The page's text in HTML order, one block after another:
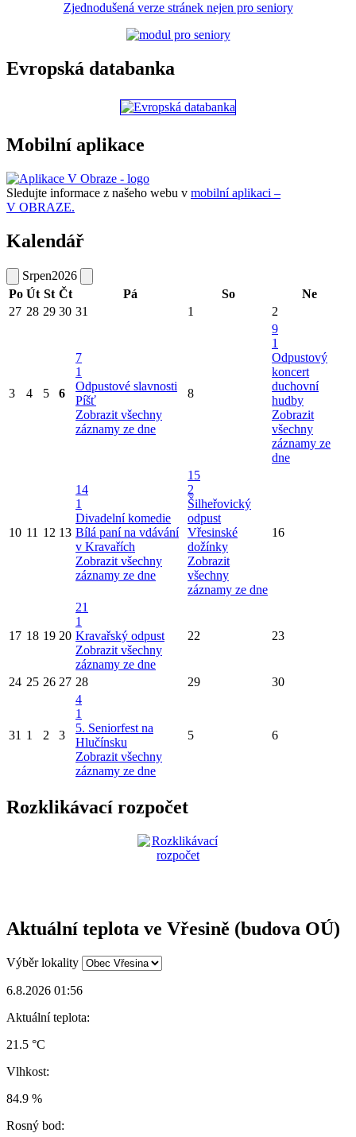
Zjednodušená verze stránek nejen pro seniory
Evropská databanka
Mobilní aplikace
Sledujte informace z našeho webu v mobilní aplikaci –
V OBRAZE.
Kalendář
Srpen2026
Po Út St Čt Pá So
Ne
27 28 29 30 31 1 2
3 4 5 6
7
1
Odpustové slavnosti
Píšť
Zobrazit všechny
záznamy ze dne
8
9
1
Odpustový
koncert
duchovní
hudby
Zobrazit
všechny
záznamy ze
dne
10 11 12 13
14
1
Divadelní komedie
Bílá paní na vdávání
v Kravařích
Zobrazit všechny
záznamy ze dne
15
2
Šilheřovický
odpust
Vřesinské
dožínky
Zobrazit
všechny
záznamy ze dne
16
17 18 19 20
21
1
Kravařský odpust
Zobrazit všechny
záznamy ze dne
22 23
24 25 26 27 28 29 30
31 1 2 3
4
1
5. Seniorfest na
Hlučínsku
Zobrazit všechny
záznamy ze dne
5 6
Rozklikávací rozpočet
Aktuální teplota ve Vřesině (budova OÚ)
Výběr lokality
6.8.2026 01:56
Aktuální teplota:
21.5 °C
Vlhkost:
84.9 %
Rosný bod: